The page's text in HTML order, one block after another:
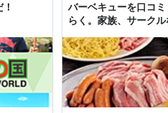
バーベキューを口コ
らく。家族、サーク
のこと、神楽坂・早
信